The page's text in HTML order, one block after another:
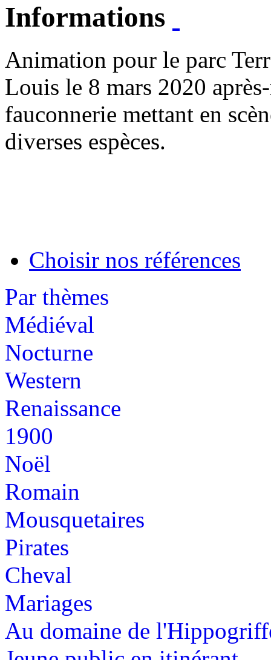
Informations
Animation pour le parc
Louis le 8 mars 2020
fauconnerie mettant en
diverses espèces.
Choisir nos références
Par thèmes
Médiéval
Nocturne
Western
Renaissance
1900
Noël
Romain
Mousquetaires
Pirates
Cheval
Mariages
Au domaine de